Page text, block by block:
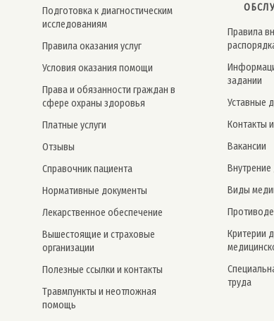
Подготовка к диагностическим
исследованиям
Правила оказания услуг
Условия оказания помощи
Права и обязанности граждан в
сфере охраны здоровья
Платные услуги
Отзывы
Справочник пациента
Нормативные документы
Лекарственное обеспечение
Вышестоящие и страховые
организации
Полезные ссылки и контакты
Травмпункты и неотложная
помощь
Правила
задании
Уставные
Контакты
Вакансии
Виды
Критерии
труда